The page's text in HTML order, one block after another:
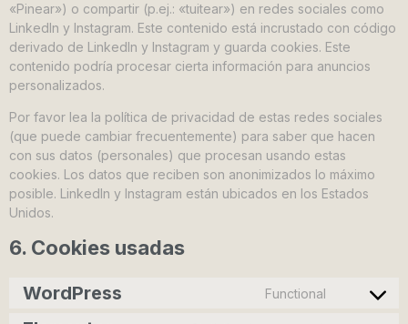
«Pinear») o compartir (p.ej.: «tuitear») en redes sociales como
LinkedIn y Instagram. Este contenido está incrustado con código
derivado de LinkedIn y Instagram y guarda cookies. Este
contenido podría procesar cierta información para anuncios
personalizados.
Por favor lea la política de privacidad de estas redes sociales
(que puede cambiar frecuentemente) para saber que hacen
con sus datos (personales) que procesan usando estas
cookies. Los datos que reciben son anonimizados lo máximo
posible. LinkedIn y Instagram están ubicados en los Estados
Unidos.
6. Cookies usadas
WordPress Functional